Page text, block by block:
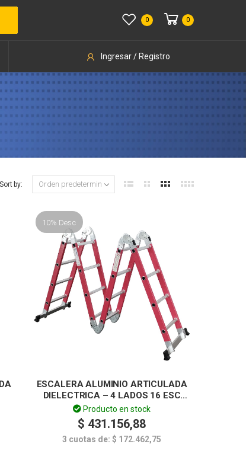
0 0
Ingresar / Registro
Sort by:
10% Desc
ESCALERA ALUMINIO ARTICULADA
DIELECTRICA – 4 LADOS 16 ESC
GAMMA
Producto en stock
$ 431.156,88
3 cuotas de: $ 172.462,75